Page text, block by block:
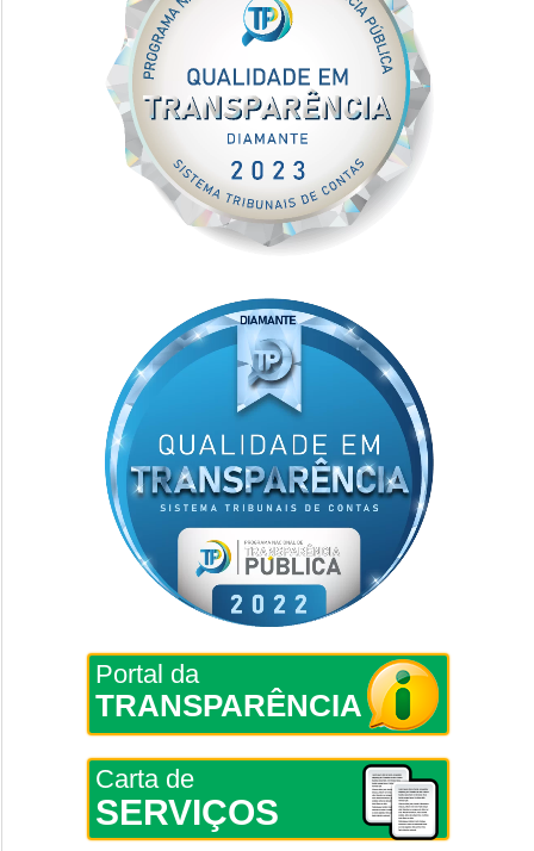
Portal da
TRANSPARÊNCIA
Carta de
SERVIÇOS